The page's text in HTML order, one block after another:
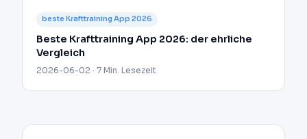
beste Krafttraining App 2026
Beste Krafttraining App 2026: der ehrliche
Vergleich
2026-06-02 · 7 Min. Lesezeit